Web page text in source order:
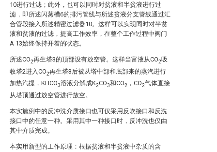
10进行过滤；此外，也可以同时对贫液和半贫液进行过
滤，即所述闪蒸槽6的排污管线与所述贫液分支管线通过汇
合管段接入所述精密过滤器10。这样可以实现同时对半贫
液和贫液的过滤，提高工作效率，在整个工作过程中阀门
A 13始终保持开着的状态。
所述CO2再生塔3的顶部设有放空管。这样当富液从CO2吸
收塔2进入CO2再生塔3后被从塔中部和底部来的蒸汽进行
加热汽提，KHCO3溶液分解成K2CO3和CO2 ，CO2气体直接
从塔顶通过放空管进行放空。
本实施例中的反冲洗介质接口也可仅采用反吹接口和反洗
接口中的任意一种。采用其中一种接口时，反冲洗也仅由
其中介质完成。
本实用新型的工作原理：根据贫液和半贫液中杂质的含